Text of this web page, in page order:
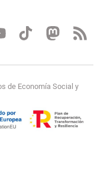
de Economía Social y